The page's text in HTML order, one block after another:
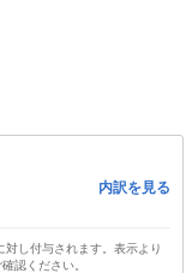
内訳を見る
し付与されます。表示より
認ください。